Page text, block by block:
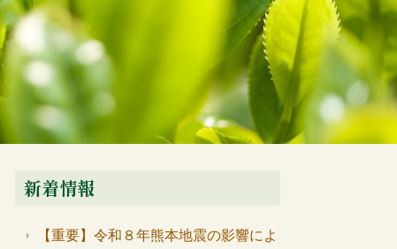
新着情報
【重要】令和８年熊本地震の影響によ